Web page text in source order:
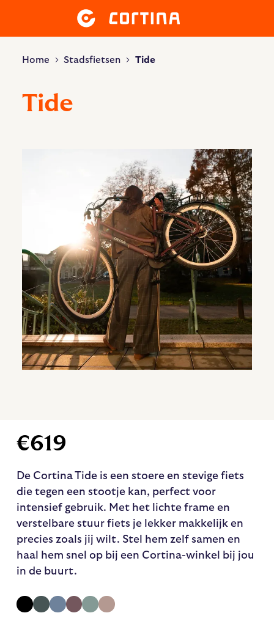
Home Stadsfietsen Tide
Tide
€619
De Cortina Tide is een stoere en stevige fiets
die tegen een stootje kan, perfect voor
intensief gebruik. Met het lichte frame en
verstelbare stuur fiets je lekker makkelijk en
precies zoals jij wilt. Stel hem zelf samen en
haal hem snel op bij een Cortina-winkel bij jou
in de buurt.